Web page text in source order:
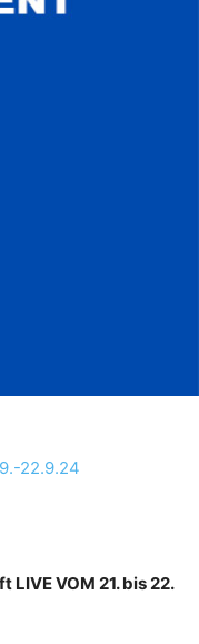
22.9.24
VOM 21. bis 22.